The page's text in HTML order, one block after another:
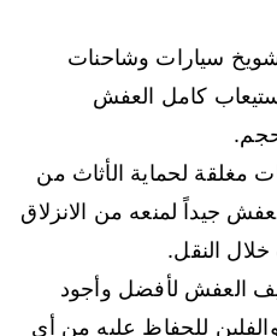
سيارات وشاحنات
كامل العفش
مغلقة لحماية الأثاث من
جيداً لمنعه من الانزلاق
النقل.
العفش لأفضل وأجود
للحفاظ عليه من أي